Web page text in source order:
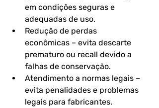
em condições seguras e
adequadas de uso.
Redução de perdas
econômicas – evita descarte
prematuro ou recall devido a
falhas de conservação.
Atendimento a normas legais –
evita penalidades e problemas
legais para fabricantes.